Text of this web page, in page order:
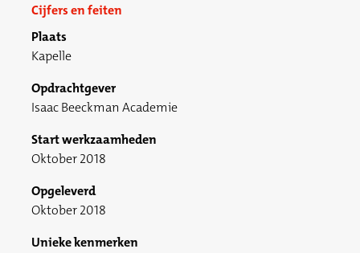
Cijfers en feiten
Plaats
Kapelle
Opdrachtgever
Isaac Beeckman Academie
Start werkzaamheden
Oktober 2018
Opgeleverd
Oktober 2018
Unieke kenmerken